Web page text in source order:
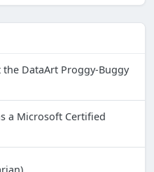
the DataArt Proggy-Buggy
a Microsoft Certified